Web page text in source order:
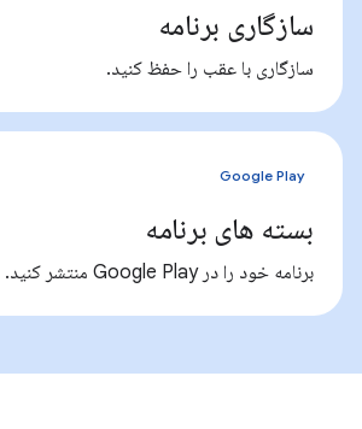
سازگاری برنامه
سازگاری با عقب را حفظ کنید.
Google Play
بسته های برنامه
برنامه خود را در Google Play منتشر کنید.